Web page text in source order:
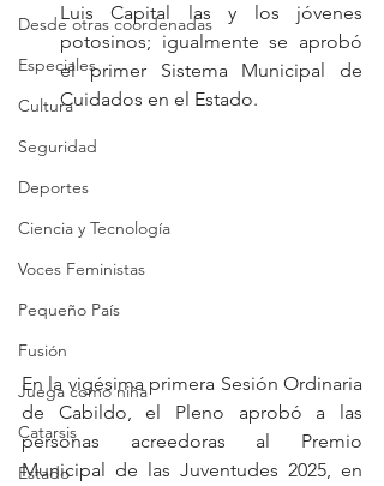
Desde otras coordenadas
Especiales
Cultura
Seguridad
Deportes
Ciencia y Tecnología
Voces Feministas
Pequeño País
Fusión
Juega como niña
Catarsis
Estado
Luis Capital las y los jóvenes
potosinos; igualmente se aprobó
el primer Sistema Municipal de
Cuidados en el Estado.
En la vigésima primera Sesión Ordinaria
de Cabildo, el Pleno aprobó a las
personas acreedoras al Premio
Municipal de las Juventudes 2025, en